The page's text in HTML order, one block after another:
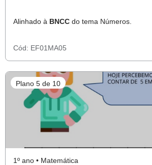
Alinhado à BNCC do tema Números.
Cód: EF01MA05
Plano 5 de 10
1º ano • Matemática